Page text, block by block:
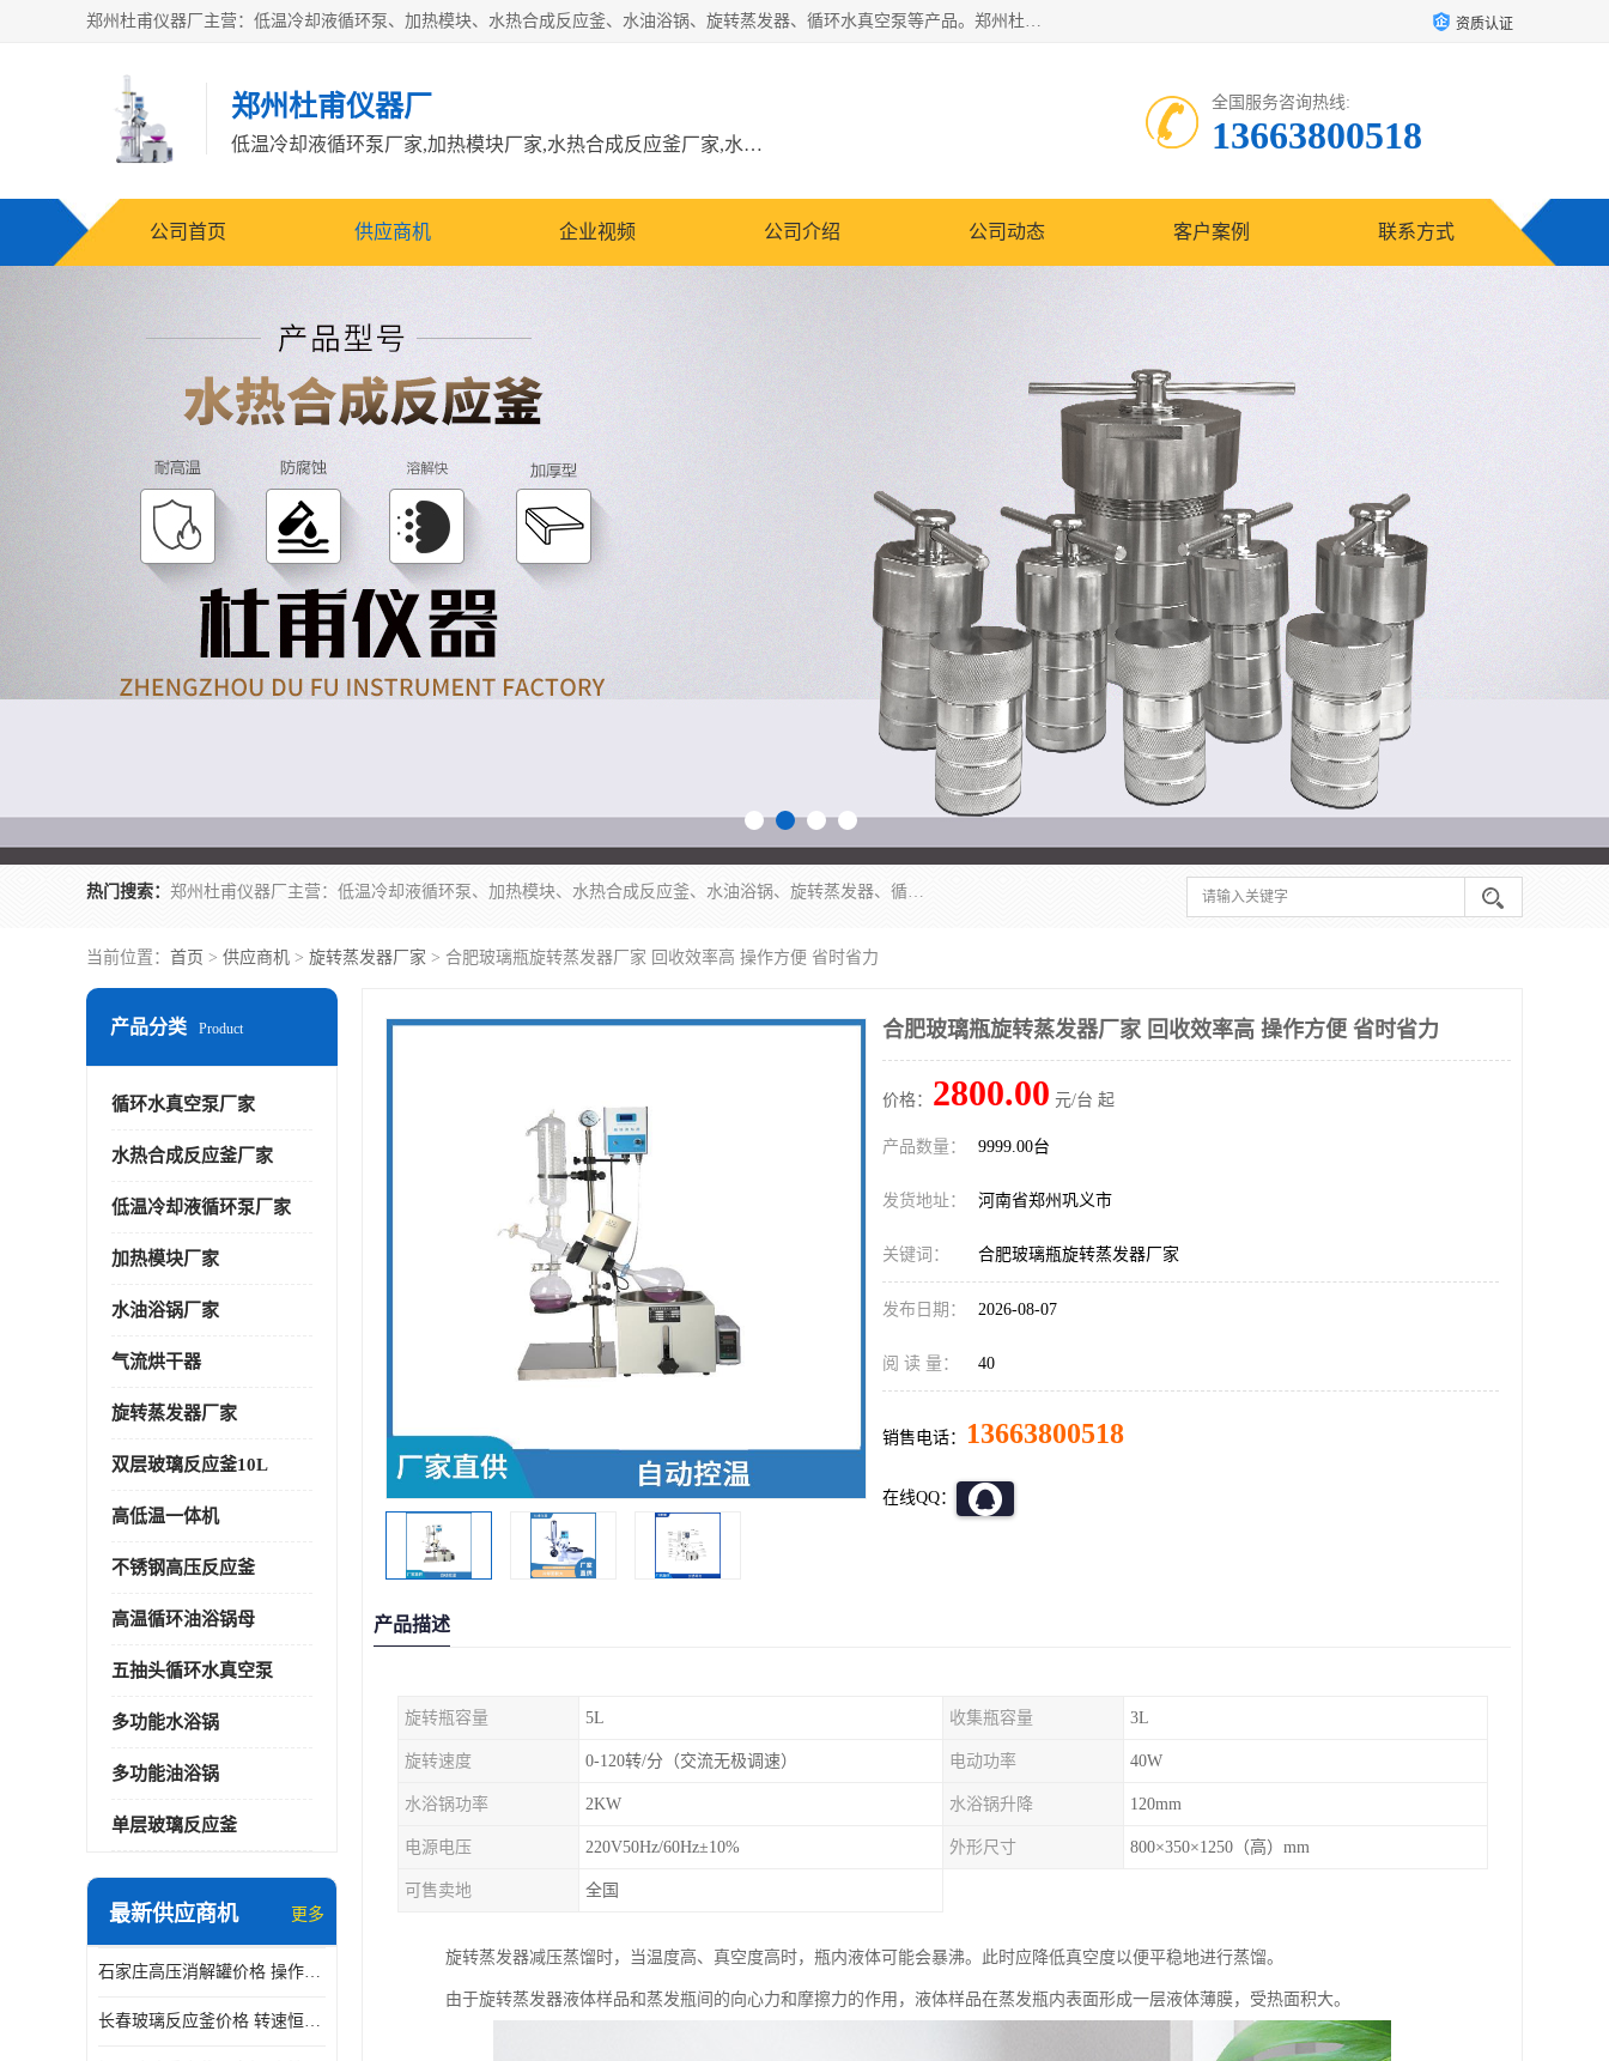
郑州杜甫仪器厂主营：低温冷却液循环泵、加热模块、水热合成反应釜、水油浴锅、旋转蒸发器、循环水真空泵等产品。郑州杜甫仪器厂在众多的教学仪器行业中依靠科技力量扬长避短、迅速发展，成为国家教委*生产教学仪器的厂家，产品具有国内良好水平，主导产品通过ISO9002质量认证。 资质认证
郑州杜甫仪器厂
低温冷却液循环泵厂家,加热模块厂家,水热合成反应釜厂家,水油浴锅厂家,旋转蒸发器厂家
全国服务咨询热线:
13663800518
公司首页 供应商机 企业视频 公司介绍 公司动态 客户案例 联系方式
热门搜索： 郑州杜甫仪器厂主营：低温冷却液循环泵、加热模块、水热合成反应釜、水油浴锅、旋转蒸发器、循环水真空泵等产品。郑州杜甫仪器厂在众多的教学仪器行业中依靠科技力量扬长避短、迅速发展，成为国家教委*生产教学仪器的厂家，产品具有国内良好水平，主导产品通过ISO9002质量认证。
当前位置： 首页 > 供应商机 > 旋转蒸发器厂家 > 合肥玻璃瓶旋转蒸发器厂家 回收效率高 操作方便 省时省力
产品分类 Product
循环水真空泵厂家
水热合成反应釜厂家
低温冷却液循环泵厂家
加热模块厂家
水油浴锅厂家
气流烘干器
旋转蒸发器厂家
双层玻璃反应釜10L
高低温一体机
不锈钢高压反应釜
高温循环油浴锅母
五抽头循环水真空泵
多功能水浴锅
多功能油浴锅
单层玻璃反应釜
最新供应商机 更多
石家庄高压消解罐价格 操作简单 使用安全
长春玻璃反应釜价格 转速恒定 机械性能好
合肥玻璃瓶旋转蒸发器厂家 回收效率高 操作方便 省时省力
价格： 2800.00 元/台 起
产品数量： 9999.00台
发货地址： 河南省郑州巩义市
关键词： 合肥玻璃瓶旋转蒸发器厂家
发布日期： 2026-08-07
阅 读 量： 40
销售电话： 13663800518
在线QQ：
产品描述
旋转瓶容量 5L 收集瓶容量 3L
旋转速度 0-120转/分（交流无极调速） 电动功率 40W
水浴锅功率 2KW 水浴锅升降 120mm
电源电压 220V50Hz/60Hz±10% 外形尺寸 800×350×1250（高）mm
可售卖地 全国
旋转蒸发器减压蒸馏时，当温度高、真空度高时，瓶内液体可能会暴沸。此时应降低真空度以便平稳地进行蒸馏。
由于旋转蒸发器液体样品和蒸发瓶间的向心力和摩擦力的作用，液体样品在蒸发瓶内表面形成一层液体薄膜，受热面积大。